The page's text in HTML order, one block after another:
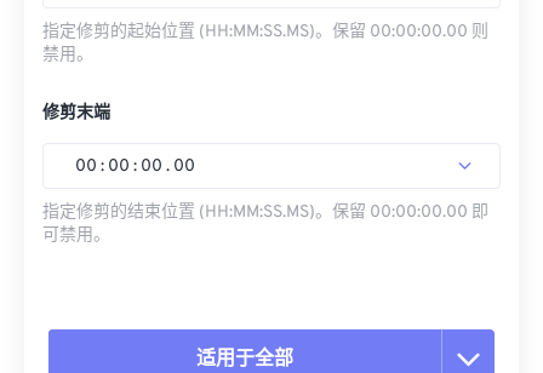
指定修剪的起始位置 (HH:MM:SS.MS)。保留 00:00:00.00 则
禁用。
修剪末端
00 : 00 : 00 . 00
指定修剪的结束位置 (HH:MM:SS.MS)。保留 00:00:00.00 即
可禁用。
适用于全部